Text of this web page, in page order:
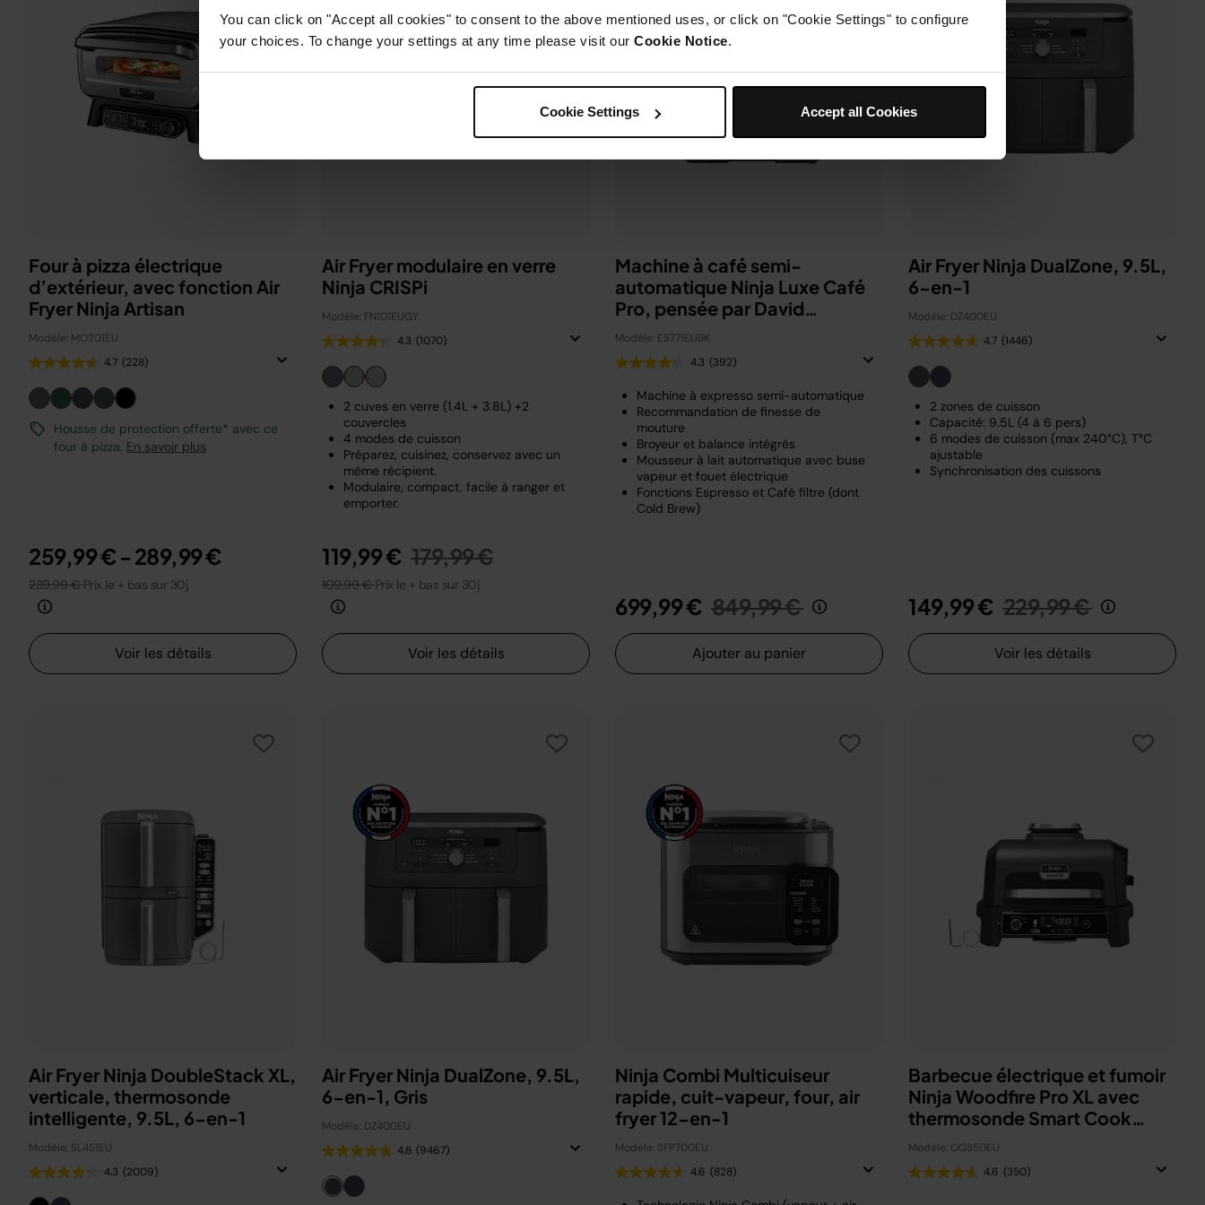
You can click on "Accept all cookies" to consent to the above mentioned uses, or click on "Cookie Settings" to configure
your choices. To change your settings at any time please visit our Cookie Notice.
Cookie Settings Accept all Cookies
Four à pizza électrique
d’extérieur, avec fonction Air
Fryer Ninja Artisan
Modèle: MO201EU
4.7 (228)
Housse de protection offerte* avec ce
four à pizza. En savoir plus
259,99 € - 289,99 €
239,99 €Prix le + bas sur 30j
Voir les détails
Air Fryer modulaire en verre
Ninja CRISPi
Modèle: FN101EUGY
4.3 (1070)
2 cuves en verre (1.4L + 3.8L) +2
couvercles
4 modes de cuisson
Préparez, cuisinez, conservez avec un
même récipient.
Modulaire, compact, facile à ranger et
emporter.
119,99 € Prix réduit de
179,99 €au
109,99 €Prix le + bas sur 30j
Voir les détails
Machine à café semi-
automatique Ninja Luxe Café
Pro, pensée par David
Beckham
Modèle: ES771EUBK
4.3 (392)
Machine à expresso semi-automatique
Recommandation de finesse de
mouture
Broyeur et balance intégrés
Mousseur à lait automatique avec buse
vapeur et fouet électrique
Fonctions Espresso et Café filtre (dont
Cold Brew)
699,99 € Prix réduit de
849,99 €au
Ajouter au panier
Air Fryer Ninja DualZone, 9.5L,
6-en-1
Modèle: DZ400EU
4.7 (1446)
2 zones de cuisson
Capacité: 9.5L (4 à 6 pers)
6 modes de cuisson (max 240°C), T°C
ajustable
Synchronisation des cuissons
149,99 € Prix réduit de
229,99 €au
Voir les détails
Air Fryer Ninja DoubleStack XL,
verticale, thermosonde
intelligente, 9.5L, 6-en-1
Modèle: SL451EU
4.3 (2009)
Air Fryer Ninja DualZone, 9.5L,
6-en-1, Gris
Modèle: DZ400EU
4.8 (9467)
Ninja Combi Multicuiseur
rapide, cuit-vapeur, four, air
fryer 12-en-1
Modèle: SFP700EU
4.6 (828)
Barbecue électrique et fumoir
Ninja Woodfire Pro XL avec
thermosonde Smart Cook
OG850EU
Modèle: OG850EU
4.6 (350)